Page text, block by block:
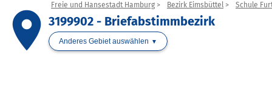
place
Freie und Hansestadt Hamburg Bezirk Eimsbüttel Schule
3199902 - Briefabstimmbezirk
Anderes Gebiet auswählen